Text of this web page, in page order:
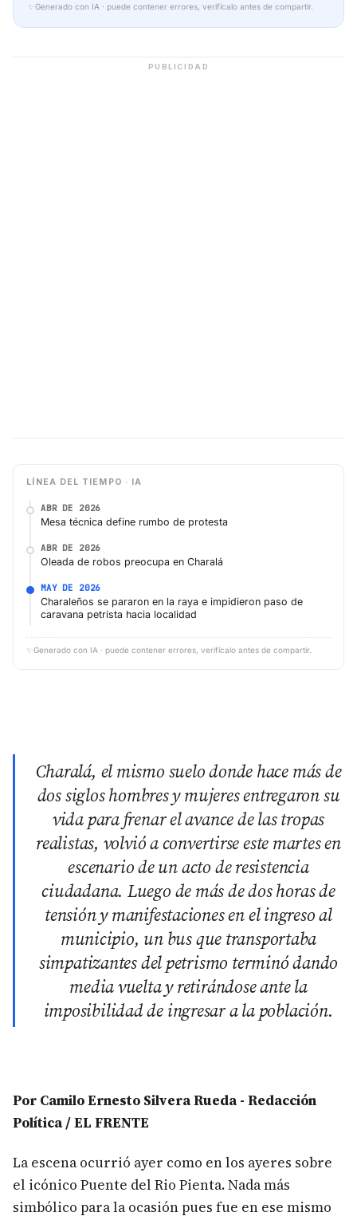
✨ Generado con IA · puede contener errores, verifícalo antes de compartir.
PUBLICIDAD
LÍNEA DEL TIEMPO · IA
ABR DE 2026
Mesa técnica define rumbo de protesta
ABR DE 2026
Oleada de robos preocupa en Charalá
MAY DE 2026
Charaleños se pararon en la raya e impidieron paso de
caravana petrista hacia localidad
✨ Generado con IA · puede contener errores, verifícalo antes de compartir.
Charalá, el mismo suelo donde hace más de
dos siglos hombres y mujeres entregaron su
vida para frenar el avance de las tropas
realistas, volvió a convertirse este martes en
escenario de un acto de resistencia
ciudadana. Luego de más de dos horas de
tensión y manifestaciones en el ingreso al
municipio, un bus que transportaba
simpatizantes del petrismo terminó dando
media vuelta y retirándose ante la
imposibilidad de ingresar a la población.
Por Camilo Ernesto Silvera Rueda - Redacción
Política / EL FRENTE
La escena ocurrió ayer como en los ayeres sobre
el icónico Puente del Rio Pienta. Nada más
simbólico para la ocasión pues fue en ese mismo